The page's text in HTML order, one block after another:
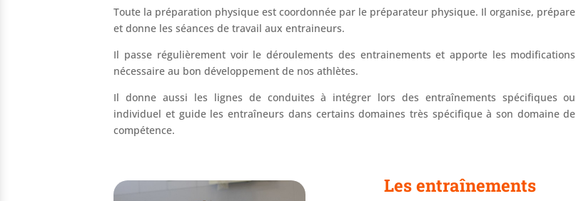
Toute la préparation physique est coordonnée par le préparateur physique. Il organise, prépare
et donne les séances de travail aux entraineurs.
Il passe régulièrement voir le déroulements des entrainements et apporte les modifications
nécessaire au bon développement de nos athlètes.
Il donne aussi les lignes de conduites à intégrer lors des entraînements spécifiques ou
individuel et guide les entraîneurs dans certains domaines très spécifique à son domaine de
compétence.
Les entraînements